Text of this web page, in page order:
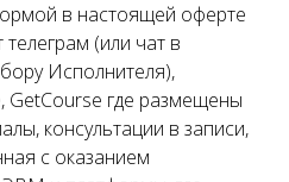
в настоящей оферте
(или чат в
Исполнителя),
GetCourse где размещены
консультации в записи,
с оказанием